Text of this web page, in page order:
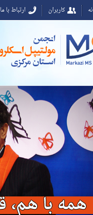
کاربران ارتباط با ما